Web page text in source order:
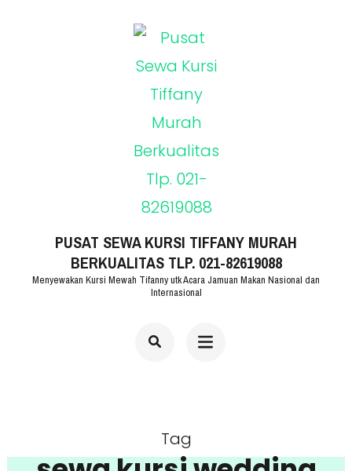
PUSAT SEWA KURSI TIFFANY MURAH
BERKUALITAS TLP. 021-82619088
Menyewakan Kursi Mewah Tifanny utk Acara Jamuan Makan Nasional dan
Internasional
Tag